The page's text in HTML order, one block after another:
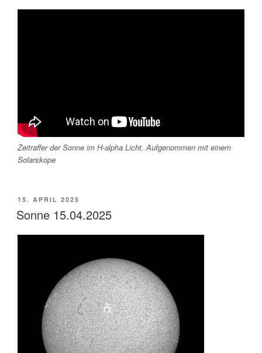
Zeitraffer der Sonne im H-alpha Licht. Aufgenommen mit einem
Solarskope
VERÖFFENTLICHT
AM
15. APRIL 2025
Sonne 15.04.2025